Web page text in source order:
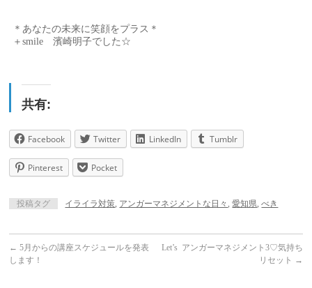
＊あなたの未来に笑顔をプラス＊
＋smile 濱崎明子でした☆
共有:
Facebook Twitter LinkedIn Tumblr
Pinterest Pocket
投稿タグ イライラ対策, アンガーマネジメントな日々,愛知県,べき
← 5月からの講座スケジュールを発表
します！
Let’s アンガーマネジメント3♡気持ち
リセット →